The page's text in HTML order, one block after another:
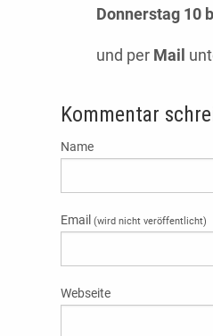
Donnerstag 10
und per Mail
Kommentar
Name
Email (wird nicht veröffentlicht)
Webseite